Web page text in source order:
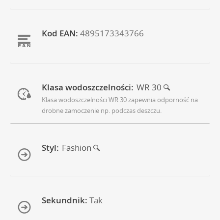
Kod EAN: 4895173343766
Klasa wodoszczelności: WR 30
Klasa wodoszczelności WR 30 zapewnia odporność na
drobne zamoczenie np. podczas deszczu.
Styl: Fashion
Sekundnik: Tak